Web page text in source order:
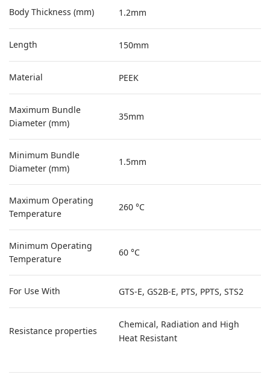
Body Thickness (mm) 1.2mm
Length 150mm
Material PEEK
Maximum Bundle
Diameter (mm)
35mm
Minimum Bundle
Diameter (mm)
1.5mm
Maximum Operating
Temperature
260 °C
Minimum Operating
Temperature
60 °C
For Use With GTS-E, GS2B-E, PTS, PPTS, STS2
Resistance properties
Chemical, Radiation and High
Heat Resistant